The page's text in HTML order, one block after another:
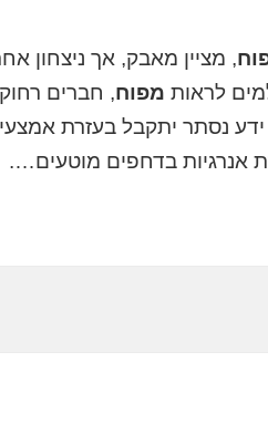
, מציין מאבק, אך ניצחון
לראות מפוח, חברים
נסתר יתקבל בעזרת
אנרגיות בדחפים מוטעים….